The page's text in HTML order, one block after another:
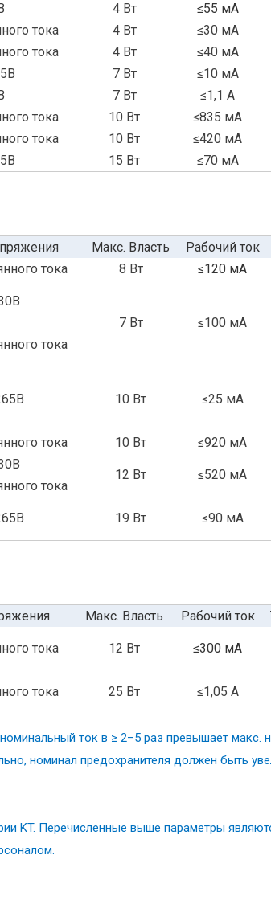
4 Вт ≤55 мА
тока 4 Вт ≤30 мА
тока 4 Вт ≤40 мА
7 Вт ≤10 мА
7 Вт ≤1,1 А
тока 10 Вт ≤835 мА
тока 10 Вт ≤420 мА
15 Вт ≤70 мА
Макс. Власть Рабочий ток
тока 8 Вт ≤120 мА
7 Вт
≤100 мА
тока
10 Вт ≤25 мА
тока 10 Вт ≤920 мА
12 Вт ≤520 мА
тока
19 Вт ≤90 мА
Макс. Власть Рабочий ток
тока 12 Вт ≤300 мА
тока 25 Вт ≤1,05 А
ток в ≥ 2–5 раз превышает макс.
номинал предохранителя должен быть
KT. Перечисленные выше параметры